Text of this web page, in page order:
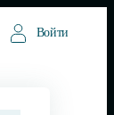
Войти